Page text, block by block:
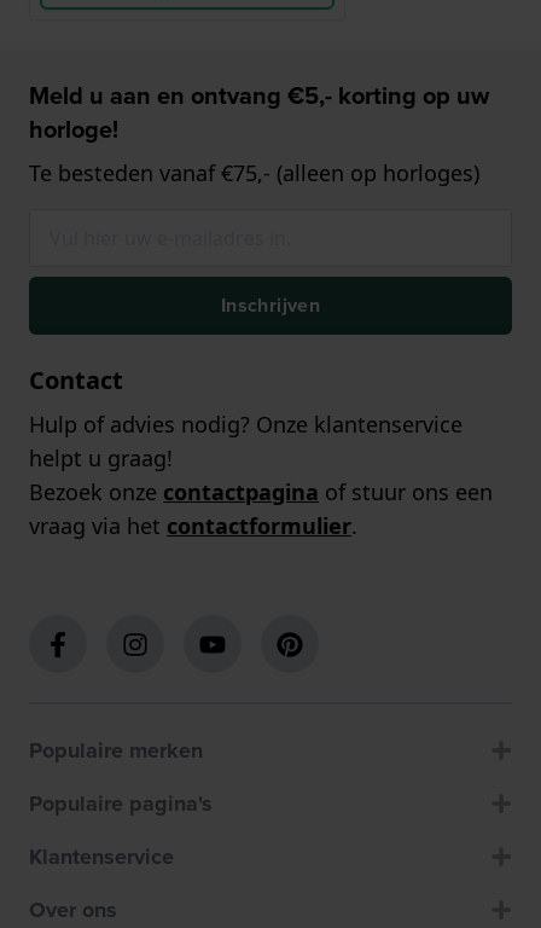
Meld u aan en ontvang €5,- korting op uw
horloge!
Te besteden vanaf €75,- (alleen op horloges)
Inschrijven
Contact
Hulp of advies nodig? Onze klantenservice
helpt u graag!
Bezoek onze contactpagina of stuur ons een
vraag via het contactformulier.
Populaire merken
Populaire pagina's
Klantenservice
Over ons